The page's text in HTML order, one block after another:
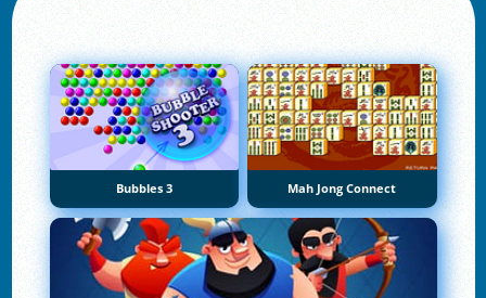
Bubbles 3 Mah Jong Connect